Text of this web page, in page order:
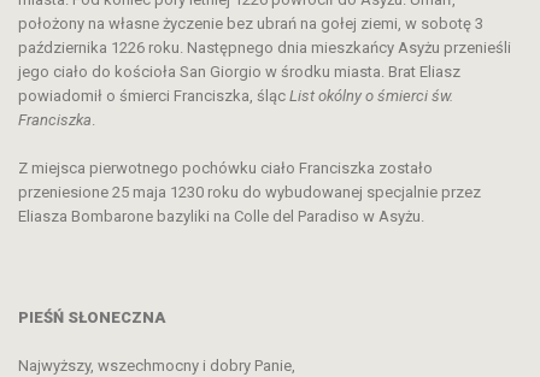
położony na własne życzenie bez ubrań na gołej ziemi, w sobotę 3
października 1226 roku. Następnego dnia mieszkańcy Asyżu przenieśli
jego ciało do kościoła San Giorgio w środku miasta. Brat Eliasz
powiadomił o śmierci Franciszka, śląc List okólny o śmierci św.
Franciszka.
Z miejsca pierwotnego pochówku ciało Franciszka zostało
przeniesione 25 maja 1230 roku do wybudowanej specjalnie przez
Eliasza Bombarone bazyliki na Colle del Paradiso w Asyżu.
PIEŚŃ SŁONECZNA
Najwyższy, wszechmocny i dobry Panie,